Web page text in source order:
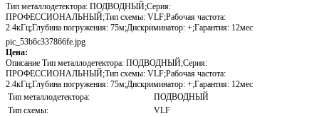
Тип металлодетектора: ПОДВОДНЫЙ;Серия:
ПРОФЕССИОНАЛЬНЫЙ;Тип схемы: VLF;Рабочая частота:
2.4кГц;Глубина погружения: 75м;Дискриминатор: +;Гарантия: 12мес
pic_53b6c337866fe.jpg
Цена:
Описание Тип металлодетектора: ПОДВОДНЫЙ;Серия:
ПРОФЕССИОНАЛЬНЫЙ;Тип схемы: VLF;Рабочая частота:
2.4кГц;Глубина погружения: 75м;Дискриминатор: +;Гарантия: 12мес
Тип металлодетектора:
ПОДВОДНЫЙ
Тип схемы:
VLF